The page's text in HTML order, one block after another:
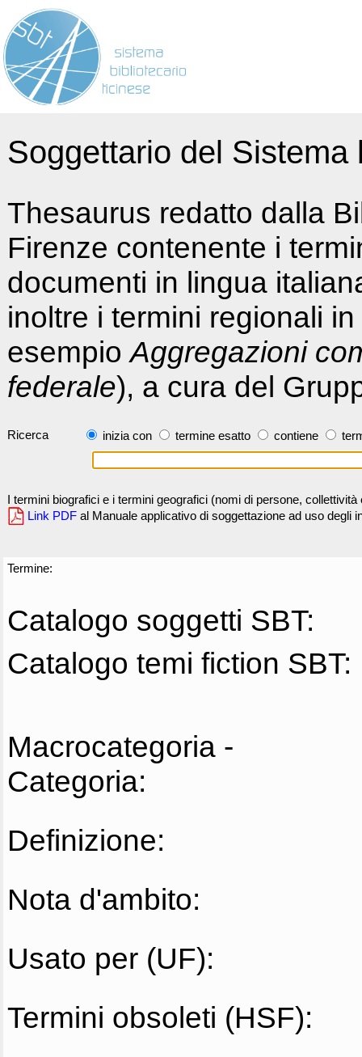
Soggettario del
Thesaurus redatto dalla
Firenze contenente i
documenti in lingua
inoltre i termini regionali
esempioAggregazioni
federale), a cura del
Ricerca inizia con termine esatto contiene
I termini biografici e i termini geografici (nomi di persone,
Link PDF al Manuale applicativo di soggettazione ad uso degli
Termine:
Catalogo soggetti SBT:
Catalogo temi fiction SBT:
Macrocategoria -
Categoria:
Definizione:
Nota d'ambito:
Usato per (UF):
Termini obsoleti (HSF):